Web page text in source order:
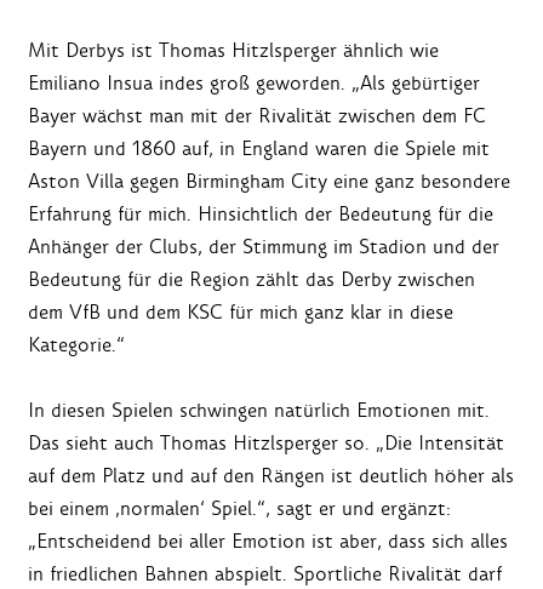
Mit Derbys ist Thomas Hitzlsperger ähnlich wie
Emiliano Insua indes groß geworden. „Als gebürtiger
Bayer wächst man mit der Rivalität zwischen dem FC
Bayern und 1860 auf, in England waren die Spiele mit
Aston Villa gegen Birmingham City eine ganz besondere
Erfahrung für mich. Hinsichtlich der Bedeutung für die
Anhänger der Clubs, der Stimmung im Stadion und der
Bedeutung für die Region zählt das Derby zwischen
dem VfB und dem KSC für mich ganz klar in diese
Kategorie.“
In diesen Spielen schwingen natürlich Emotionen mit.
Das sieht auch Thomas Hitzlsperger so. „Die Intensität
auf dem Platz und auf den Rängen ist deutlich höher als
bei einem ‚normalen‘ Spiel.“, sagt er und ergänzt:
„Entscheidend bei aller Emotion ist aber, dass sich alles
in friedlichen Bahnen abspielt. Sportliche Rivalität darf